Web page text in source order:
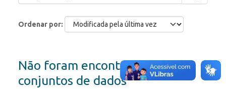
Ordenar por
Não foram encontrados
conjuntos de dados